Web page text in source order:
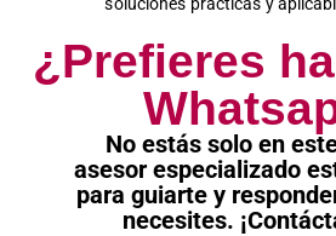
soluciones prácticas y
¿Prefieres
No estás solo en
asesor especializado
para guiarte y
necesites.